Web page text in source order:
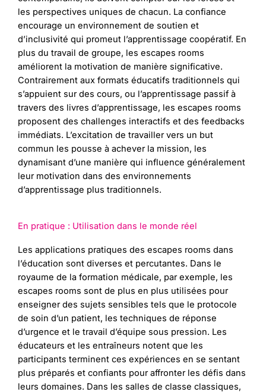
les perspectives uniques de chacun. La confiance
encourage un environnement de soutien et
d’inclusivité qui promeut l’apprentissage coopératif. En
plus du travail de groupe, les escapes rooms
améliorent la motivation de manière significative.
Contrairement aux formats éducatifs traditionnels qui
s’appuient sur des cours, ou l’apprentissage passif à
travers des livres d’apprentissage, les escapes rooms
proposent des challenges interactifs et des feedbacks
immédiats. L’excitation de travailler vers un but
commun les pousse à achever la mission, les
dynamisant d’une manière qui influence généralement
leur motivation dans des environnements
d’apprentissage plus traditionnels.
En pratique : Utilisation dans le monde réel
Les applications pratiques des escapes rooms dans
l’éducation sont diverses et percutantes. Dans le
royaume de la formation médicale, par exemple, les
escapes rooms sont de plus en plus utilisées pour
enseigner des sujets sensibles tels que le protocole
de soin d’un patient, les techniques de réponse
d’urgence et le travail d’équipe sous pression. Les
éducateurs et les entraîneurs notent que les
participants terminent ces expériences en se sentant
plus préparés et confiants pour affronter les défis dans
leurs domaines. Dans les salles de classe classiques,